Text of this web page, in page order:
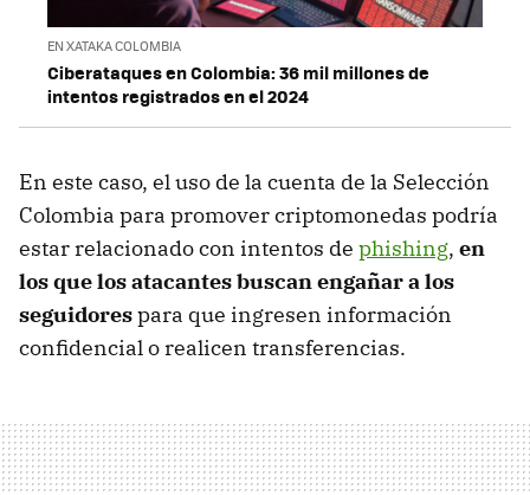
EN XATAKA COLOMBIA
Ciberataques en Colombia: 36 mil millones de
intentos registrados en el 2024
En este caso, el uso de la cuenta de la Selección
Colombia para promover criptomonedas podría
estar relacionado con intentos de phishing, en
los que los atacantes buscan engañar a los
seguidorespara que ingresen información
confidencial o realicen transferencias.